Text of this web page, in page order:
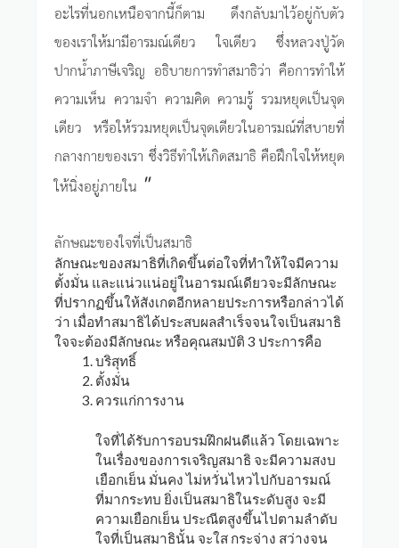
อะไรที่นอกเหนือจากนี้ก็ตาม ดึงกลับมาไว้อยู่กับตัว
ของเราให้มามีอารมณ์เดียว ใจเดียว ซึ่งหลวงปู่วัด
ปากน้ำภาษีเจริญ อธิบายการทำสมาธิว่า คือการทำให้
ความเห็น ความจำ ความคิด ความรู้ รวมหยุดเป็นจุด
เดียว หรือให้รวมหยุดเป็นจุดเดียวในอารมณ์ที่สบายที่
กลางกายของเรา ซึ่งวิธีทำให้เกิดสมาธิ คือฝึกใจให้หยุด
ให้นิ่งอยู่ภายใน "
ลักษณะของใจที่เป็นสมาธิ
ลักษณะของสมาธิที่เกิดขึ้นต่อใจที่ทำให้ใจมีความ
ตั้งมั่น และแน่วแน่อยู่ในอารมณ์เดียวจะมีลักษณะ
ที่ปรากฏขึ้นให้สังเกตอีกหลายประการหรือกล่าวได้
ว่า เมื่อทำสมาธิได้ประสบผลสำเร็จจนใจเป็นสมาธิ
ใจจะต้องมีลักษณะ หรือคุณสมบัติ 3 ประการคือ
บริสุทธิ์
ตั้งมั่น
ควรแก่การงาน
ใจที่ได้รับการอบรมฝึกฝนดีแล้ว โดยเฉพาะ
ในเรื่องของการเจริญสมาธิ จะมีความสงบ
เยือกเย็น มั่นคง ไม่หวั่นไหวไปกับอารมณ์
ที่มากระทบ ยิ่งเป็นสมาธิในระดับสูง จะมี
ความเยือกเย็น ประณีตสูงขึ้นไปตามลำดับ
ใจที่เป็นสมาธินั้น จะใส กระจ่าง สว่างจน